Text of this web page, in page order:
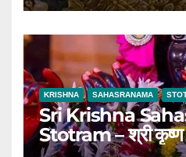
KRISHNA SAHASRANAMA
Sri Krishna
Stotram – श्री कृष्ण